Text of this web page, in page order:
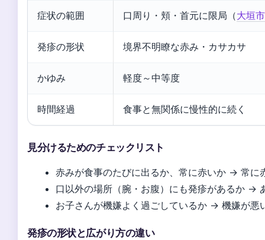
症状の範囲 口周り・頬・首元に限局（大垣
発疹の形状 境界不明瞭な赤み・カサカサ
かゆみ 軽度～中等度
時間経過 食事と無関係に慢性的に続く
見分けるためのチェックリスト
赤みが食事のたびに出るか、常に赤いか → 常に
口以外の場所（腕・お腹）にも発疹があるか →
お子さんが機嫌よく過ごしているか → 機嫌が悪
発疹の形状と広がり方の違い